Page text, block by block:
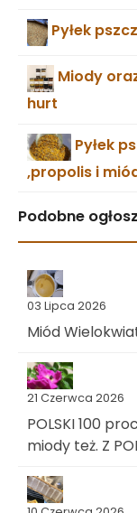
Pyłek
Miody
hurt
Pyłek
,propolis i
Podobne
03 Lipca 2026
Miód
21 Czerwca 2026
POLSKI 100
miody też. Z